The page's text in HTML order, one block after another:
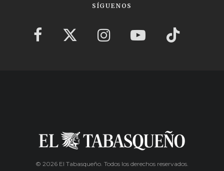
SÍGUENOS
© 2026 El Tabasqueño. Todos los derechos reservados.